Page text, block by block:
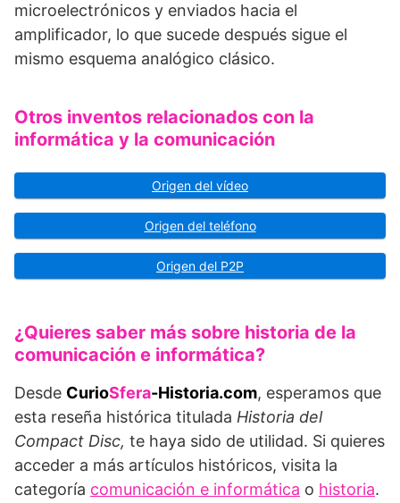
microelectrónicos y enviados hacia el
amplificador, lo que sucede después sigue el
mismo esquema analógico clásico.
Otros inventos relacionados con la
informática y la comunicación
Origen del vídeo
Origen del teléfono
Origen del P2P
¿Quieres saber más sobre historia de la
comunicación e informática?
Desde CurioSfera-Historia.com, esperamos que
esta reseña histórica titulada Historia del
Compact Disc, te haya sido de utilidad. Si quieres
acceder a más artículos históricos, visita la
categoría comunicación e informática o historia.